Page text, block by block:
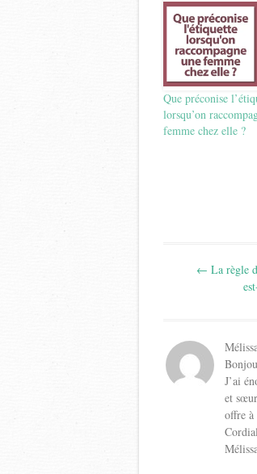
Que préconise
lorsqu’on
femme chez elle ?
← La règle
J’ai
et
offre à